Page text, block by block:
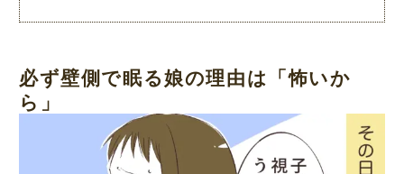
必ず壁側で眠る娘の理由は「怖いか
ら」
/
L
o